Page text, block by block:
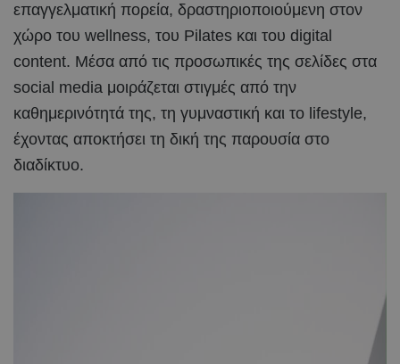
επαγγελματική πορεία, δραστηριοποιούμενη στον
χώρο του wellness, του Pilates και του digital
content. Μέσα από τις προσωπικές της σελίδες στα
social media μοιράζεται στιγμές από την
καθημερινότητά της, τη γυμναστική και το lifestyle,
έχοντας αποκτήσει τη δική της παρουσία στο
διαδίκτυο.